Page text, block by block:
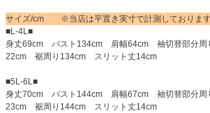
サイズ/cm ※当店は平置き実寸で計測しております
■L-4L■
身丈69cm バスト134cm 肩幅64cm 袖切替部分周
22cm 裾周り134cm スリット丈14cm
■5L-6L■
身丈70cm バスト144cm 肩幅67cm 袖切替部分周
23cm 裾周り144cm スリット丈14cm